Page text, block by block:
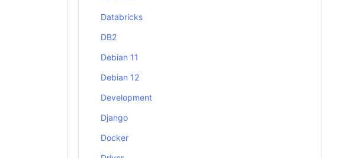
Databricks
DB2
Debian 11
Debian 12
Development
Django
Docker